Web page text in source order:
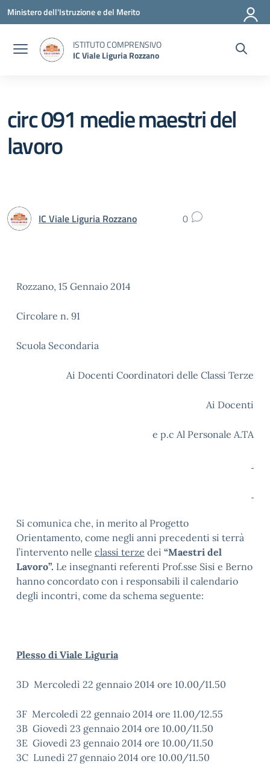
Vai ai contenuti
Vai al menu di navigazione
Vai al footer
Ministero dell'Istruzione e del Merito
ISTITUTO COMPRENSIVO
IC Viale Liguria Rozzano
circ 091 medie maestri del
lavoro
IC Viale Liguria Rozzano 0
Rozzano, 15 Gennaio 2014
Circolare n. 91
Scuola Secondaria
Ai Docenti Coordinatori delle Classi Terze
Ai Docenti
e p.c Al Personale A.TA
Si comunica che, in merito al Progetto
Orientamento, come negli anni precedenti si terrà
l’intervento nelle classi terze dei “Maestri del
Lavoro”. Le insegnanti referenti Prof.sse Sisi e Berno
hanno concordato con i responsabili il calendario
degli incontri, come da schema seguente:
Plesso di Viale Liguria
3D Mercoledì 22 gennaio 2014 ore 10.00/11.50
3F Mercoledì 22 gennaio 2014 ore 11.00/12.55
3B Giovedì 23 gennaio 2014 ore 10.00/11.50
3E Giovedì 23 gennaio 2014 ore 10.00/11.50
3C Lunedì 27 gennaio 2014 ore 10.00/11.50